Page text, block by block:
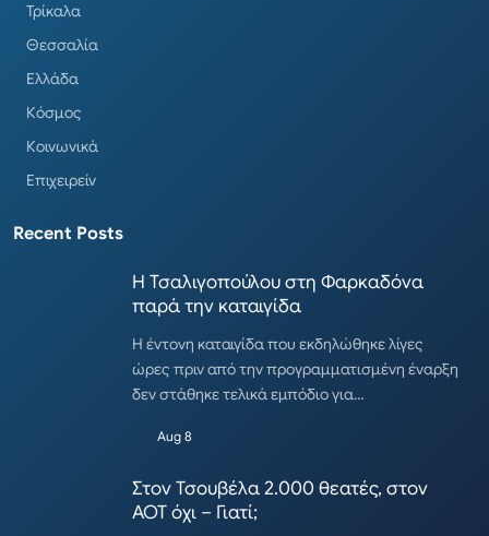
Τρίκαλα
Θεσσαλία
Ελλάδα
Κόσμος
Κοινωνικά
Επιχειρείν
Recent Posts
Η Τσαλιγοπούλου στη Φαρκαδόνα
παρά την καταιγίδα
Η έντονη καταιγίδα που εκδηλώθηκε λίγες
ώρες πριν από την προγραμματισμένη έναρξη
δεν στάθηκε τελικά εμπόδιο για…
Aug 8
Στον Τσουβέλα 2.000 θεατές, στον
ΑΟΤ όχι – Γιατί;